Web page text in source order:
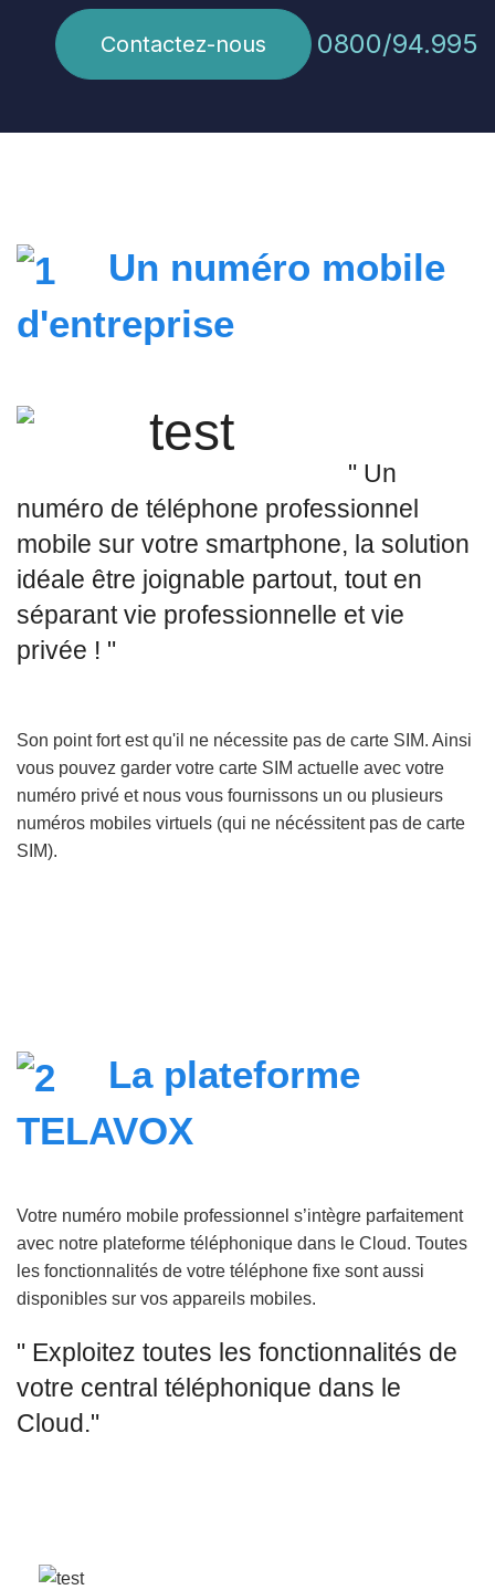
Contactez-nous 0800/94.995
Un numéro mobile
d'entreprise
" Un
numéro de téléphone professionnel
mobile sur votre smartphone, la solution
idéale être joignable partout, tout en
séparant vie professionnelle et vie
privée ! "
Son point fort est qu'il ne nécessite pas de carte SIM. Ainsi
vous pouvez garder votre carte SIM actuelle avec votre
numéro privé et nous vous fournissons un ou plusieurs
numéros mobiles virtuels (qui ne nécéssitent pas de carte
SIM).
La plateforme
TELAVOX
Votre numéro mobile professionnel s’intègre parfaitement
avec notre plateforme téléphonique dans le Cloud. Toutes
les fonctionnalités de votre téléphone fixe sont aussi
disponibles sur vos appareils mobiles.
" Exploitez toutes les fonctionnalités de
votre central téléphonique dans le
Cloud."